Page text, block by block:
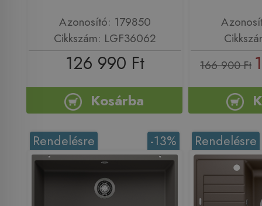
Azonosító: 179850
Cikkszám: LGF36062
126 990 Ft
Kosárba
166 900 Ft
-13%
Rendelésre Rendelésre